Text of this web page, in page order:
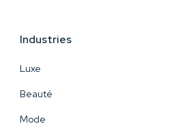
Industries
Luxe
Beauté
Mode